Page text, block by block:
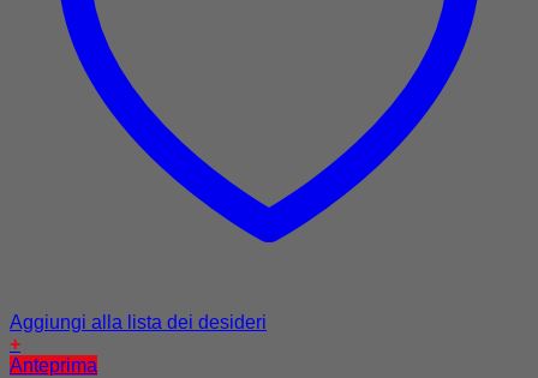
Aggiungi alla lista dei desideri
+
Anteprima